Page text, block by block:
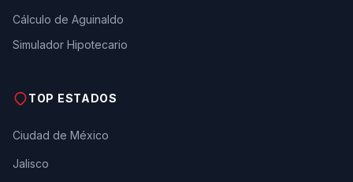
Cálculo de Aguinaldo
Simulador Hipotecario
TOP ESTADOS
Ciudad de México
Jalisco